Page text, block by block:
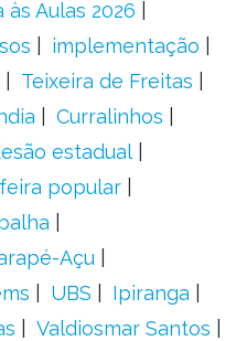
às Aulas 2026
implementação
Teixeira de Freitas
Curralinhos
estadual
feira popular
Açu
UBS
Ipiranga
Valdiosmar Santos